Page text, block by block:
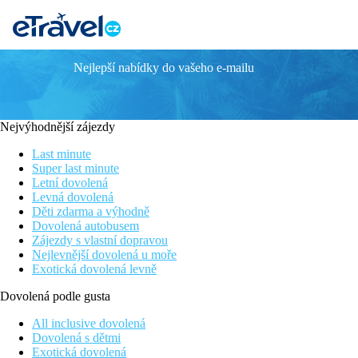
Porto Ligia
Krásný hotel situovaný na okraji rybářské vesničky
Hotel nabízí služby na dobré úrovni
Wi-Fi zdarma
Poloha
Hotel na okraji známého rybářského městečka Ligia, cca 11
Vybavení
Vstupní hala s recepcí, výtah, kavárna, lobby bar. Venku bazén,
Pokoje
Dvoulůžkový pokoj, výhled zahrada:
Ostatní typy pokojů(pokud není uvedeno jinak, mají pokoje
Nejlepší nabídky do vašeho e-mailu
Nejvýhodnější zájezdy
Last minute
Super last minute
Letní dovolená
Levná dovolená
Děti zdarma a výhodně
Dovolená autobusem
Zájezdy s vlastní dopravou
Nejlevnější dovolená u moře
Exotická dovolená levně
Dovolená podle gusta
All inclusive dovolená
Dovolená s dětmi
Exotická dovolená